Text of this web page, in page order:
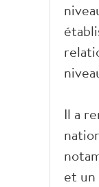
Il a
et un